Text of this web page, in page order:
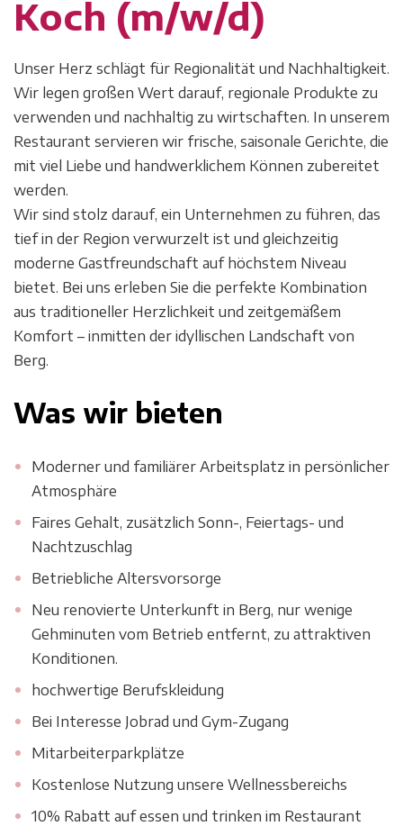
Koch (m/w/d)
Unser Herz schlägt für Regionalität und Nachhaltigkeit.
Wir legen großen Wert darauf, regionale Produkte zu
verwenden und nachhaltig zu wirtschaften. In unserem
Restaurant servieren wir frische, saisonale Gerichte, die
mit viel Liebe und handwerklichem Können zubereitet
werden.
Wir sind stolz darauf, ein Unternehmen zu führen, das
tief in der Region verwurzelt ist und gleichzeitig
moderne Gastfreundschaft auf höchstem Niveau
bietet. Bei uns erleben Sie die perfekte Kombination
aus traditioneller Herzlichkeit und zeitgemäßem
Komfort – inmitten der idyllischen Landschaft von
Berg.
Was wir bieten
Moderner und familiärer Arbeitsplatz in persönlicher
Atmosphäre
Faires Gehalt, zusätzlich Sonn-, Feiertags- und
Nachtzuschlag
Betriebliche Altersvorsorge
Neu renovierte Unterkunft in Berg, nur wenige
Gehminuten vom Betrieb entfernt, zu attraktiven
Konditionen.
hochwertige Berufskleidung
Bei Interesse Jobrad und Gym-Zugang
Mitarbeiterparkplätze
Kostenlose Nutzung unsere Wellnessbereichs
10% Rabatt auf essen und trinken im Restaurant